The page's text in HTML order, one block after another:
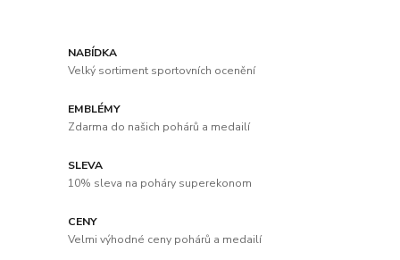
NABÍDKA
Velký sortiment sportovních ocenění
EMBLÉMY
Zdarma do našich pohárů a medailí
SLEVA
10% sleva na poháry superekonom
CENY
Velmi výhodné ceny pohárů a medailí